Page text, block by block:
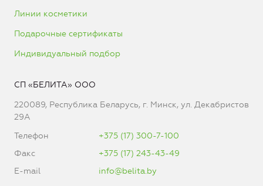
Линии косметики
Подарочные сертификаты
Индивидуальный подбор
СП «БЕЛИТА» ООО
220089, Республика Беларусь, г. Минск, ул. Декабристов
29А
Телефон
+375 (17) 300-7-100
Факс
+375 (17) 243-43-49
E-mail
info@belita.by